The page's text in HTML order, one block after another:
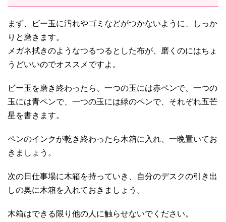
まず、ビー玉に汚れやゴミなどがつかないように、しっか
りと磨きます。
メガネ拭きのようなつるつるとした布が、磨くのにはちょ
うどいいのでオススメですよ。
ビー玉を磨き終わったら、一つの玉には赤ペンで、一つの
玉には青ペンで、一つの玉には緑のペンで、それぞれ五芒
星を書きます。
ペンのインクが乾き終わったら木箱に入れ、一晩置いてお
きましょう。
次の日仕事場に木箱を持っていき、自分のデスクの引き出
しの奥に木箱を入れておきましょう。
木箱はできる限り他の人に触らせないでください。